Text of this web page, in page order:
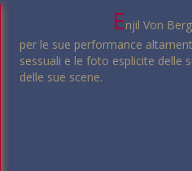
Enjil Von
per le sue performance
sessuali e le foto esplicite delle
delle sue scene.